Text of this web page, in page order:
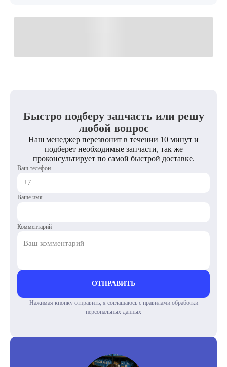
Быстро подберу запчасть или решу
любой вопрос
Наш менеджер перезвонит в течении 10 минут и
подберет необходимые запчасти, так же
проконсультирует по самой быстрой доставке.
Ваш телефон
Ваше имя
Комментарий
ОТПРАВИТЬ
Нажимая кнопку отправить, я соглашаюсь с правилами обработки
персональных данных